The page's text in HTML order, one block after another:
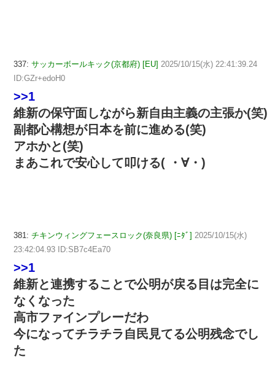
337: サッカーボールキック(京都府) [EU] 2025/10/15(水) 22:41:39.24
ID:GZr+edoH0
>>1
維新の保守面しながら新自由主義の主張か(笑)
副都心構想が日本を前に進める(笑)
アホかと(笑)
まあこれで安心して叩ける( ・∀・)
381: チキンウィングフェースロック(奈良県) [ﾆﾀﾞ] 2025/10/15(水)
23:42:04.93 ID:SB7c4Ea70
>>1
維新と連携することで公明が戻る目は完全に
なくなった
高市ファインプレーだわ
今になってチラチラ自民見てる公明残念でし
た